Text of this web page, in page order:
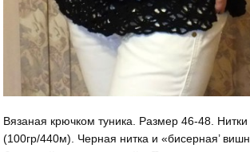
Вязаная крючком туника. Размер 46-48. Нитки
(100гр/440м). Черная нитка и «бисерная’